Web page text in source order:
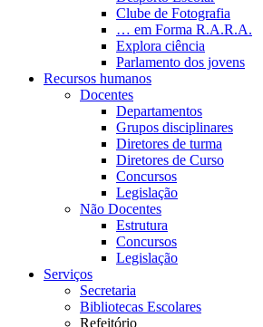
Clube de Fotografia
… em Forma R.A.R.A.
Explora ciência
Parlamento dos jovens
Recursos humanos
Docentes
Departamentos
Grupos disciplinares
Diretores de turma
Diretores de Curso
Concursos
Legislação
Não Docentes
Estrutura
Concursos
Legislação
Serviços
Secretaria
Bibliotecas Escolares
Refeitório